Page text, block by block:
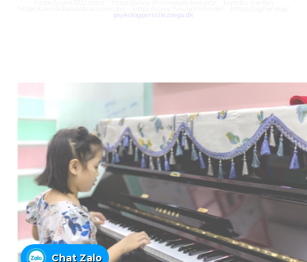
Chat Zalo
psykologpernillezoega.dk